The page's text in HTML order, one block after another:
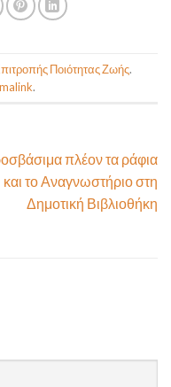
Ποιότητας Ζωής.
.
πλέον τα ράφια
και το Αναγνωστήριο στη
Δημοτική Βιβλιοθήκη